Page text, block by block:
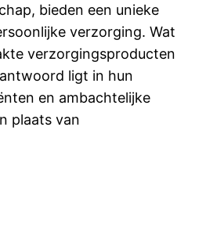
bieden een unieke
verzorging. Wat
verzorgingsproducten
ligt in hun
en ambachtelijke
plaats van